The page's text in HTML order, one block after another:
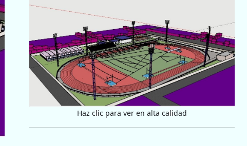
Haz clic para ver en alta calidad